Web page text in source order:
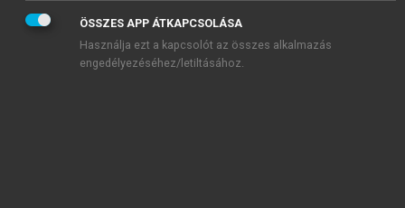
ÖSSZES APP ÁTKAPCSOLÁSA
Használja ezt a kapcsolót az összes alkalmazás
engedélyezéséhez/letiltásához.